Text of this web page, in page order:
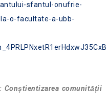
sfantul-onufrie-
o-facultate-a-ubb-
Conștientizarea comunității